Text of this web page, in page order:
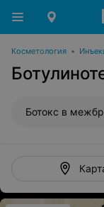
Косметология •
Ботокс в